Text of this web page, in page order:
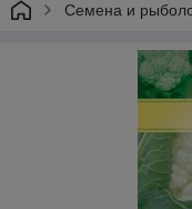
Семена и